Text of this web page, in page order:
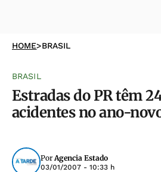
HOME>BRASIL
BRASIL
Estradas do PR têm
acidentes no ano-
PorAgencia Estado
03/01/2007 - 10:33 h